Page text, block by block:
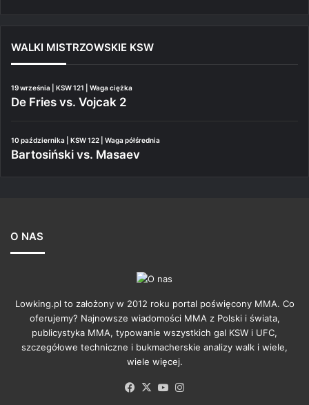
WALKI MISTRZOWSKIE KSW
19 września | KSW 121 | Waga ciężka
De Fries vs. Vojcak 2
10 października | KSW 122 | Waga półśrednia
Bartosiński vs. Masaev
O NAS
Lowking.pl to założony w 2012 roku portal poświęcony MMA. Co
oferujemy? Najnowsze wiadomości MMA z Polski i świata,
publicystyka MMA, typowanie wszystkich gal KSW i UFC,
szczegółowe techniczne i bukmacherskie analizy walk i wiele,
wiele więcej.
Facebook
X YouTube